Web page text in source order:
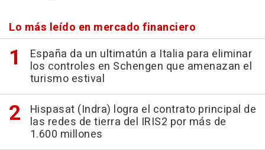
Lo más leído en mercado financiero
España da un ultimatún a Italia para eliminar
los controles en Schengen que amenazan el
turismo estival
Hispasat (Indra) logra el contrato principal de
las redes de tierra del IRIS2 por más de
1.600 millones